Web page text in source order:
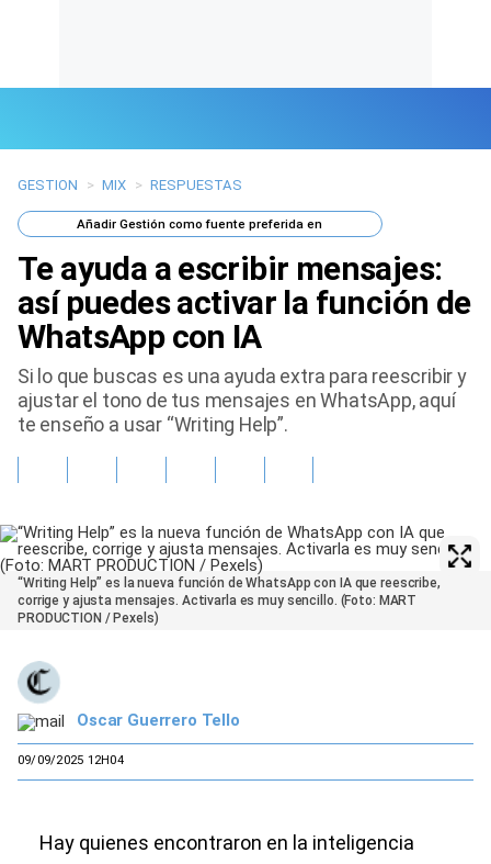
Últimas Noticias
Mi Bolsillo
Respuestas
Gente
Vida Laboral
Sports
GESTION > MIX > RESPUESTAS
AñadirGestión como fuente preferida en
Te ayuda a escribir mensajes:
así puedes activar la función de
WhatsApp con IA
Si lo que buscas es una ayuda extra para reescribir y
ajustar el tono de tus mensajes en WhatsApp, aquí
te enseño a usar “Writing Help”.
“Writing Help” es la nueva función de WhatsApp con IA que reescribe,
corrige y ajusta mensajes. Activarla es muy sencillo. (Foto: MART
PRODUCTION / Pexels)
Oscar Guerrero Tello
09/09/2025 12H04
Hay quienes encontraron en la inteligencia